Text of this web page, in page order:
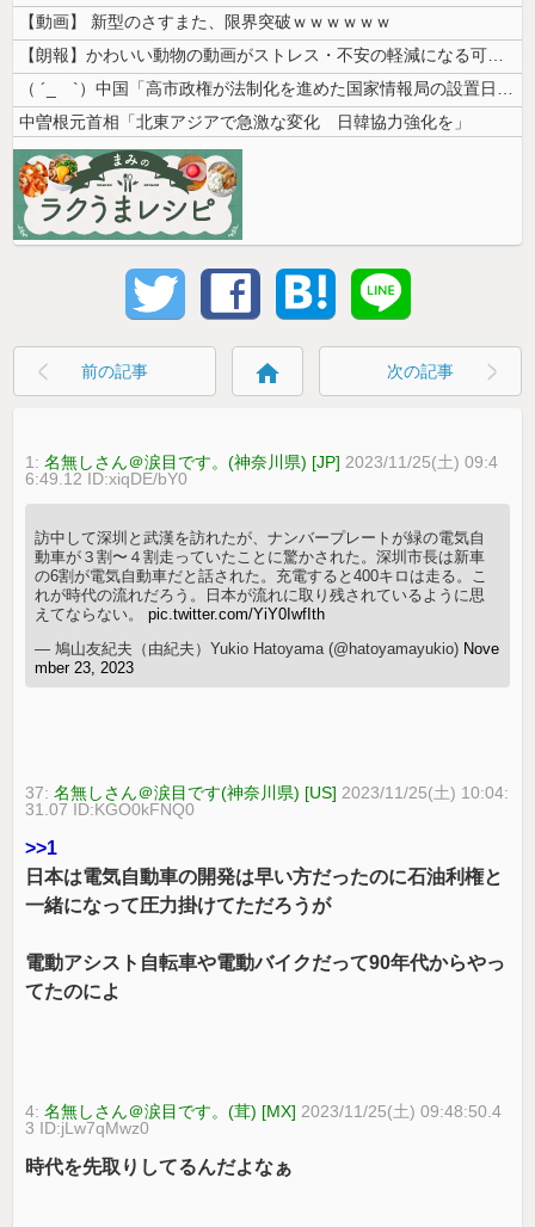
【動画】 新型のさすまた、限界突破ｗｗｗｗｗｗ
【朗報】かわいい動物の動画がストレス・不安の軽減になる可能性。英大学の...
（ ´_ゝ`）中国「高市政権が法制化を進めた国家情報局の設置日が7月3...
中曽根元首相「北東アジアで急激な変化 日韓協力強化を」
前の記事 home 次の記事
1:名無しさん＠涙目です。(神奈川県) [JP] 2023/11/25(土) 09:4
6:49.12 ID:xiqDE/bY0
訪中して深圳と武漢を訪れたが、ナンバープレートが緑の電気自
動車が３割〜４割走っていたことに驚かされた。深圳市長は新車
の6割が電気自動車だと話された。充電すると400キロは走る。こ
れが時代の流れだろう。日本が流れに取り残されているように思
えてならない。pic.twitter.com/YiY0IwfIth
— 鳩山友紀夫（由紀夫）Yukio Hatoyama (@hatoyamayukio) Nove
mber 23, 2023
37:名無しさん＠涙目です(神奈川県) [US] 2023/11/25(土) 10:04:
31.07 ID:KGO0kFNQ0
>>1
日本は電気自動車の開発は早い方だったのに石油利権と
一緒になって圧力掛けてただろうが
電動アシスト自転車や電動バイクだって90年代からやっ
てたのによ
4:名無しさん＠涙目です。(茸) [MX] 2023/11/25(土) 09:48:50.4
3 ID:jLw7qMwz0
時代を先取りしてるんだよなぁ